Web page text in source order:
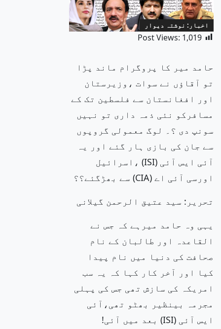
اخبار: نوشتہ دیوار
Post Views: 1,019
حامد میر کا پروگرام ماند پڑا
تو آقاؤں نے سوات ،وزیرستان
اور افغانستان سے فلسطین تک کے
مسافرکو نئی ذمہ داری تو نہیں
سونپ دی ؟۔ لوگ معمولی گروپوں
سے جان کی بازی ہار گئے اور یہ
آئی ایس آئی (ISI) ،اسرائیل
اورسی آئی اے (CIA) سے بھڑگئے؟؟
تحریر: سید عتیق الرحمن گیلانی
یہی وہ حامد میرہے کہ جس نے
القاعدہ اور طالبان کے نام
صحافت کی دنیا میں نام پیدا
کیا اور آخر کار کہا کہ یہ سب
امریکہ کی سازش تھی جس کی پہلی
مجرمہ بینظیر بھٹو تھی،آئی
ایس آئی (ISI) بعد میں آئی!